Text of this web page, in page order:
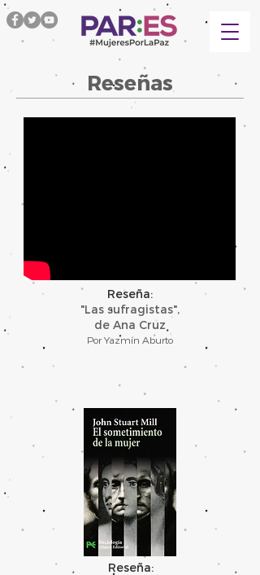
Reseñas
Reseña:
"Las sufragistas",
de Ana Cruz
Por Yazmín Aburto
Reseña: